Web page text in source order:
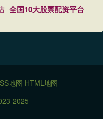
全国10大股票配资平台
地图 HTML地图
2025